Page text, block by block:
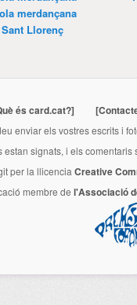
merdançana
Llorenç
és card.cat?]
enviar els vostres escrits i
estan signats, i els
per la llicencia Creative
membre de l'Associació